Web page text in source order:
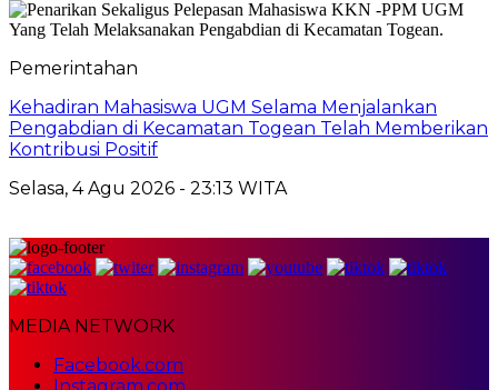
Pemerintahan
Kehadiran Mahasiswa UGM Selama Menjalankan
Pengabdian di Kecamatan Togean Telah Memberikan
Kontribusi Positif
Selasa, 4 Agu 2026 - 23:13 WITA
MEDIA NETWORK
Facebook.com